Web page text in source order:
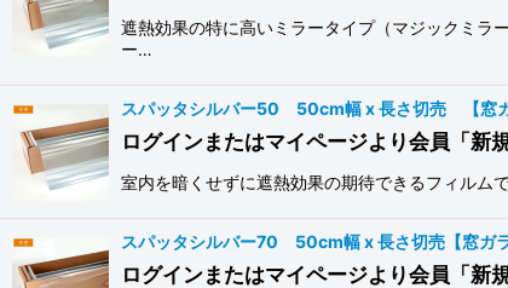
遮熱効果の特に高いミラータイプ（マジックミラ
ー…
スパッタシルバー50 50cm幅 x 長さ切売 【窓ガ
ログインまたはマイページより会員「新
室内を暗くせずに遮熱効果の期待できるフィルム
スパッタシルバー70 50cm幅 x 長さ切売【窓ガラ
ログインまたはマイページより会員「新